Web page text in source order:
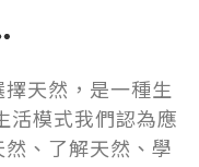
天然，是一種生
活模式我們認為應
、了解天然、學